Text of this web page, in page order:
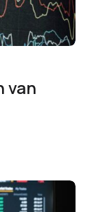
van